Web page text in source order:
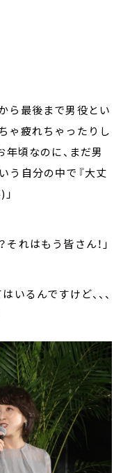
ら最後まで男役とい
ゃ疲れちゃったりし
頃なのに、まだ男
う自分の中で『大丈
れはもう皆さん！」
いるんですけど、、、